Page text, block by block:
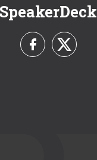
SpeakerDeck